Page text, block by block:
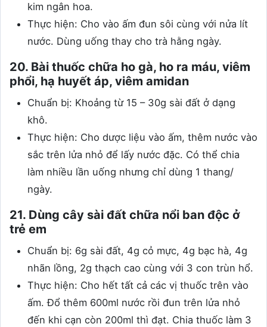
kim ngân hoa.
Thực hiện: Cho vào ấm đun sôi cùng với nửa lít
nước. Dùng uống thay cho trà hằng ngày.
20. Bài thuốc chữa ho gà, ho ra máu, viêm
phổi, hạ huyết áp, viêm amidan
Chuẩn bị: Khoảng từ 15 – 30g sài đất ở dạng
khô.
Thực hiện: Cho dược liệu vào ấm, thêm nước vào
sắc trên lửa nhỏ để lấy nước đặc. Có thể chia
làm nhiều lần uống nhưng chỉ dùng 1 thang/
ngày.
21. Dùng cây sài đất chữa nổi ban độc ở
trẻ em
Chuẩn bị: 6g sài đất, 4g cỏ mực, 4g bạc hà, 4g
nhãn lồng, 2g thạch cao cùng với 3 con trùn hổ.
Thực hiện: Cho hết tất cả các vị thuốc trên vào
ấm. Đổ thêm 600ml nước rồi đun trên lửa nhỏ
đến khi cạn còn 200ml thì đạt. Chia thuốc làm 3